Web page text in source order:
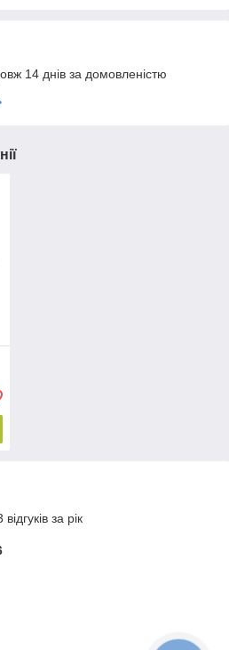
14 днів за домовленістю
за рік